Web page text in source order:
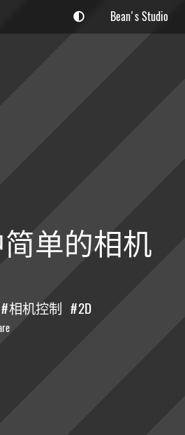
Bean's Studio
简单的相机
相机控制 2D